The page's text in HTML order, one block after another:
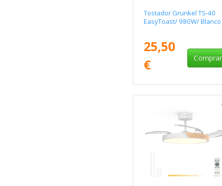
Tostador Grunkel TS-40
EasyToast/ 980W/ Blanco
25,50
€
Comprar